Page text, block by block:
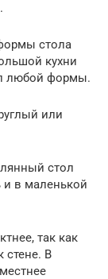
стола
кухни
любой формы.
или
стол
и в маленькой
так как
стене. В